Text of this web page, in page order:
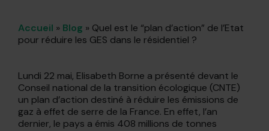
Accueil » Blog » Quel est le “plan d’action” de l’Etat
pour réduire les GES dans le résidentiel ?
Lundi 22 mai, Elisabeth Borne a présenté devant le
Conseil national de la transition écologique (CNTE)
un plan d’action destiné à réduire les émissions de
gaz à effet de serre de la France. En effet, l’an
dernier, le pays a émis 408 millions de tonnes